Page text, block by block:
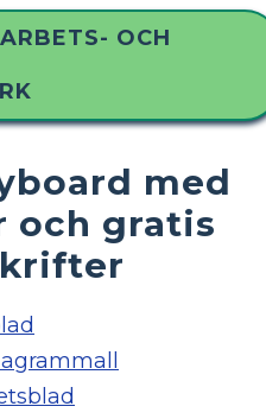
OCH
med
och gratis